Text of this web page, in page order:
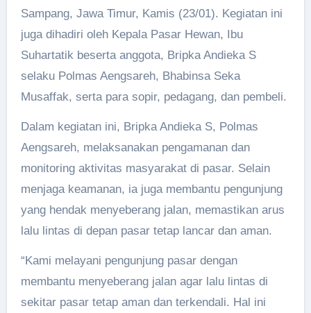
Sampang, Jawa Timur, Kamis (23/01). Kegiatan ini
juga dihadiri oleh Kepala Pasar Hewan, Ibu
Suhartatik beserta anggota, Bripka Andieka S
selaku Polmas Aengsareh, Bhabinsa Seka
Musaffak, serta para sopir, pedagang, dan pembeli.
Dalam kegiatan ini, Bripka Andieka S, Polmas
Aengsareh, melaksanakan pengamanan dan
monitoring aktivitas masyarakat di pasar. Selain
menjaga keamanan, ia juga membantu pengunjung
yang hendak menyeberang jalan, memastikan arus
lalu lintas di depan pasar tetap lancar dan aman.
“Kami melayani pengunjung pasar dengan
membantu menyeberang jalan agar lalu lintas di
sekitar pasar tetap aman dan terkendali. Hal ini